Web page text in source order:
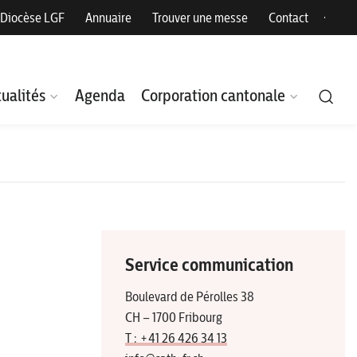
Diocèse LGF Annuaire Trouver une messe Contact
Agenda Corporation cantonale
Service communication
Boulevard de Pérolles 38
CH – 1700 Fribourg
T : +41 26 426 34 13